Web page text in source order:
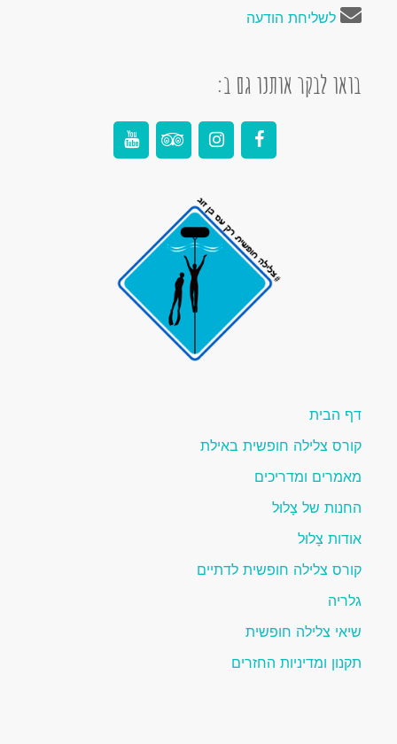
לשליחת הודעה
בואו לבקר אותנו גם ב:
דף הבית
קורס צלילה חופשית באילת
מאמרים ומדריכים
החנות של צָלוּל
אודות צָלוּל
קורס צלילה חופשית לדתיים
גלריה
שיאי צלילה חופשית
תקנון ומדיניות החזרים